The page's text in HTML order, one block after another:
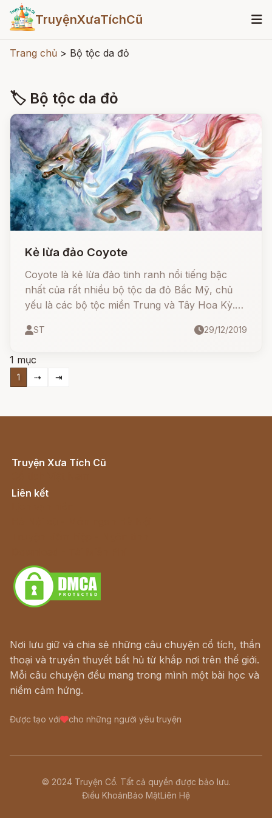
TruyệnXưaTíchCũ
Trang chủ > Bộ tộc da đỏ
🏷 Bộ tộc da đỏ
Kẻ lừa đảo Coyote
Coyote là kẻ lừa đảo tinh ranh nổi tiếng bậc
nhất của rất nhiều bộ tộc da đỏ Bắc Mỹ, chủ
yếu là các bộ tộc miền Trung và Tây Hoa Kỳ.
coyote, nhưng đôi khi cũng được nhân hóa như
ST 29/12/2019
1 mục
1 ⇢ ⇥
Truyện Xưa Tích Cũ
Liên kết
Nơi lưu giữ và chia sẻ những câu chuyện cổ tích, thần
thoại và truyền thuyết bất hủ từ khắp nơi trên thế giới.
Mỗi câu chuyện đều mang trong mình một bài học và
niềm cảm hứng.
Được tạo với cho những người yêu truyện
© 2024 Truyện Cổ. Tất cả quyền được bảo lưu.
Điều KhoảnBảo MậtLiên Hệ